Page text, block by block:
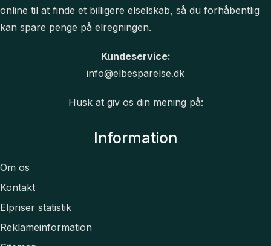
online til at finde et billigere elselskab, så du forhåbentlig
kan spare penge på elregningen.
Kundeservice:
info@elbesparelse.dk
Husk at giv os din mening på:
Information
Om os
Kontakt
Elpriser statistik
Reklameinformation